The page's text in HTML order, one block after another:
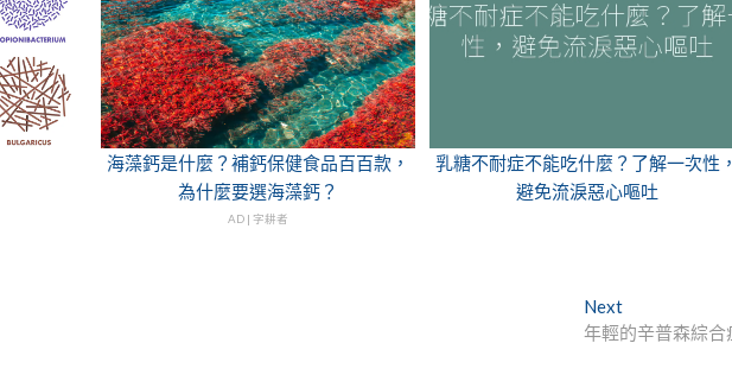
海藻鈣是什麼？補鈣保健食品百百款，
為什麼要選海藻鈣？
AD | 字耕者
乳糖不耐症不能吃什麼？了解一次性
避免流淚惡心嘔吐
NextNext
post:
年輕的辛普森綜合